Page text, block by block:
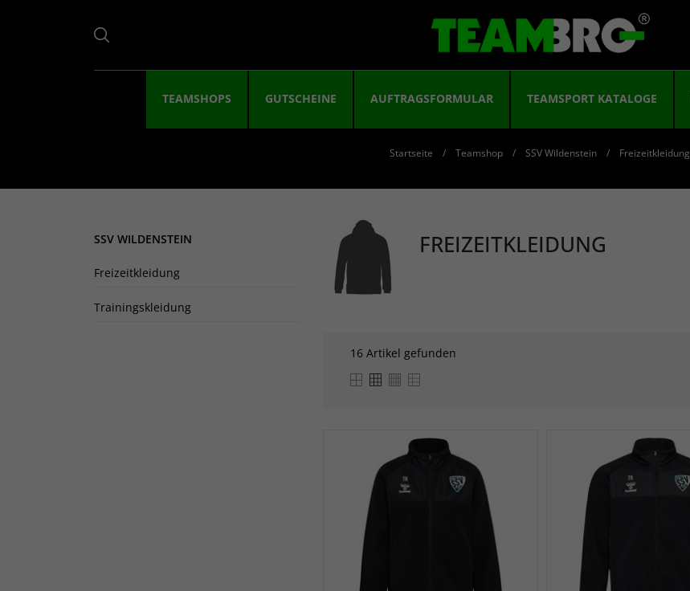
TEAMSHOPS GUTSCHEINE AUFTRAGSFORMULAR TEAMSPORT KATALOGE
Startseite Teamshop SSV Wildenstein Freizeitkleidung
SSV WILDENSTEIN
Freizeitkleidung
Trainingskleidung
FREIZEITKLEIDUNG
16 Artikel gefunden